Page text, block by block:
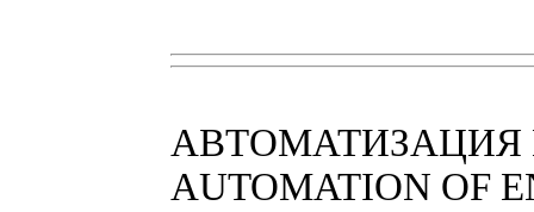
АВТОМАТИЗАЦИЯ
AUTOMATION OF